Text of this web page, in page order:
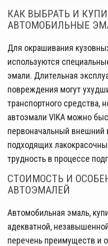
КАК ВЫБРАТЬ И
АВТОМОБИЛЬНЫЕ
Для окрашивания
используются
эмали. Длительная
повреждения могут
транспортного средства,
автоэмали VIKA можно
первоначальный
подходящих
трудность в процессе
СТОИМОСТЬ И
АВТОЭМАЛЕЙ
Автомобильная эмаль,
адекватной,
перечень преимуществ и